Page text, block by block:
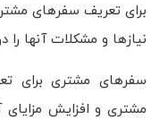
برای تعریف سفرهای
نیازها و مشکلات آنها
سفرهای مشتری برای
مشتری و افزایش